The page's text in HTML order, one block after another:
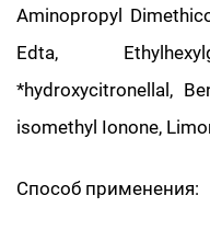
Aminopropyl
Edta,
*hydroxycitronellal,
isomethyl Ionone,
Способ применения: